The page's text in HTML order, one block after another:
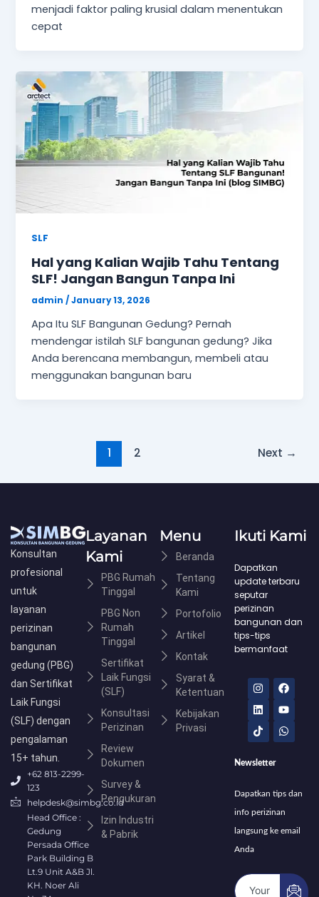
menjadi faktor paling krusial dalam menentukan
cepat
SLF
Hal yang Kalian Wajib Tahu Tentang
SLF! Jangan Bangun Tanpa Ini
admin/January 13, 2026
Apa Itu SLF Bangunan Gedung? Pernah
mendengar istilah SLF bangunan gedung? Jika
Anda berencana membangun, membeli atau
menggunakan bangunan baru
1 2 Next →
Konsultan
profesional
untuk
layanan
perizinan
bangunan
gedung (PBG)
dan Sertifikat
Laik Fungsi
(SLF) dengan
pengalaman
15+ tahun.
+62 813-2299-
123
helpdesk@simbg.co.id
Head Office :
Gedung
Persada Office
Park Building B
Lt.9 Unit A&B Jl.
KH. Noer Ali
Layanan
Kami
PBG Rumah
Tinggal
PBG Non
Rumah
Tinggal
Sertifikat
Laik Fungsi
(SLF)
Konsultasi
Perizinan
Review
Dokumen
Survey &
Pengukuran
Izin Industri
& Pabrik
Menu
Beranda
Tentang
Kami
Portofolio
Artikel
Kontak
Syarat &
Ketentuan
Kebijakan
Privasi
Ikuti Kami
Dapatkan
update terbaru
seputar
perizinan
bangunan dan
tips-tips
bermanfaat
I
n
s
t
a
g
r
a
m
F
a
c
e
b
o
o
L
i
n
k
e
d
i
n
Y
o
u
t
u
b
e
T
i
k
t
o
k
W
h
a
t
s
a
p
Newsletter
Dapatkan tips dan
info perizinan
langsung ke email
Anda